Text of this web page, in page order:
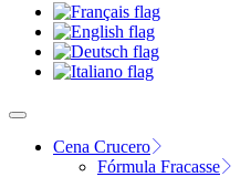
Cena Crucero
Fórmula Fracasse